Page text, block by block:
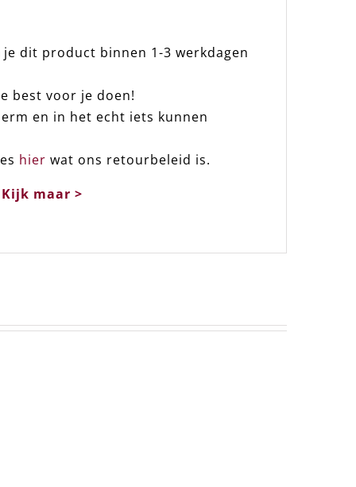
dit product binnen 1-3 werkdagen
best voor je doen!
en in het echt iets kunnen
hier wat ons retourbeleid is.
Kijk maar >